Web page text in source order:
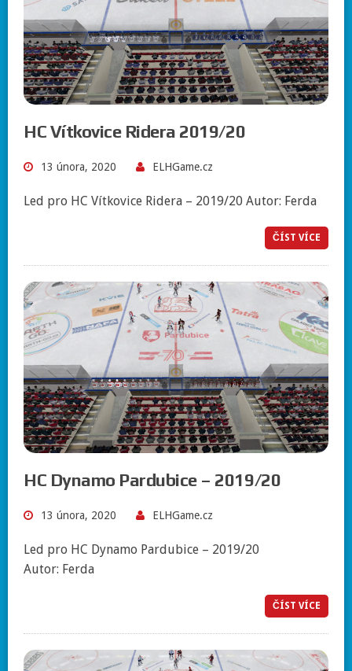
HC Vítkovice Ridera 2019/20
13 února, 2020 ELHGame.cz
Led pro HC Vítkovice Ridera – 2019/20 Autor: Ferda
ČÍST VÍCE
HC Dynamo Pardubice – 2019/20
13 února, 2020 ELHGame.cz
Led pro HC Dynamo Pardubice – 2019/20
Autor: Ferda
ČÍST VÍCE